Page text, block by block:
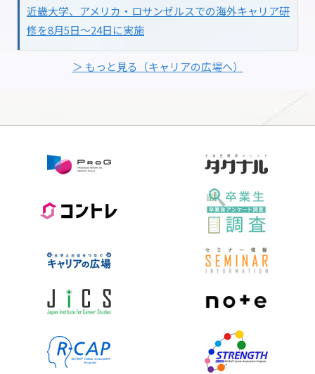
近畿大学、アメリカ・ロサンゼルスでの海外キャリア研
修を8月5日～24日に実施
＞ もっと見る（キャリアの広場へ）